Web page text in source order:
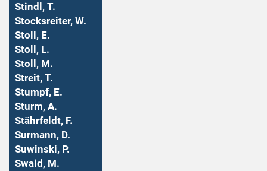
Stindl, T.
Stocksreiter, W.
Stoll, E.
Stoll, L.
Stoll, M.
Streit, T.
Stumpf, E.
Sturm, A.
Stährfeldt, F.
Surmann, D.
Suwinski, P.
Swaid, M.